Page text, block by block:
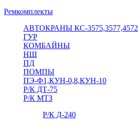
Ремкомплекты
АВТОКРАНЫ КС-3575,3577,4572
ГУР
КОМБАЙНЫ
НШ
ПД
ПОМПЫ
ПЭ-Ф1,КУН-0,8,КУН-10
Р/К ДТ-75
Р/К МТЗ
Р/К Д-240